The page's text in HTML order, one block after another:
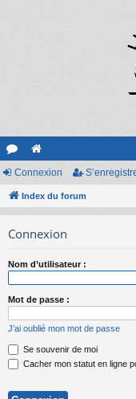
or
u
e
sit
Connexion
Index du forum
Connexion
Nom d’utilisateur :
Mot de passe :
J’ai oublié mon mot de passe
Se souvenir de moi
Cacher mon statut en ligne